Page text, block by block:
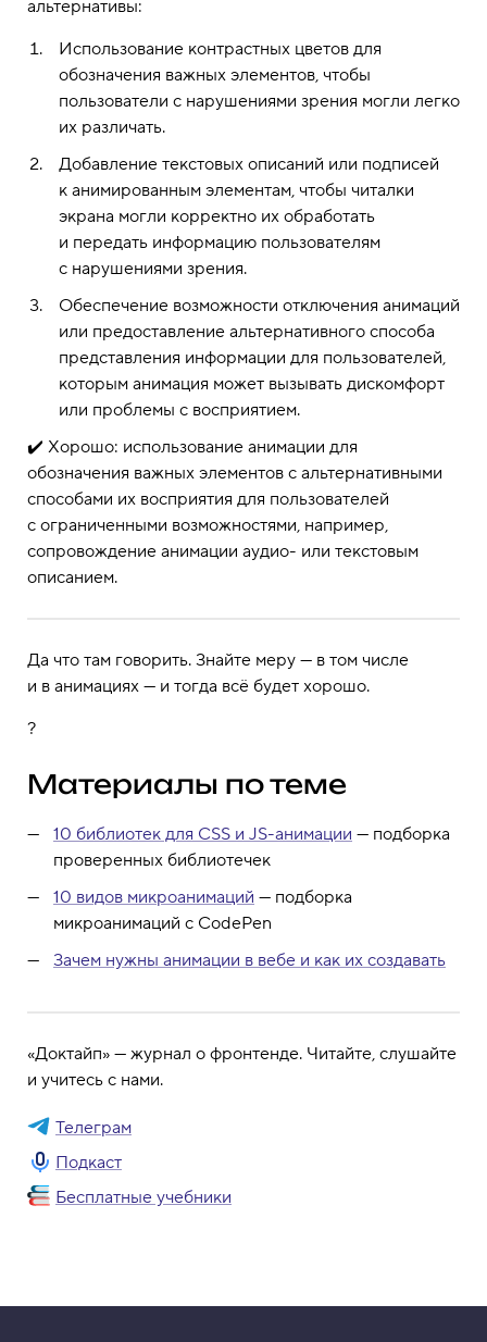
альтернативы:
Использование контрастных цветов для
обозначения важных элементов, чтобы
пользователи с нарушениями зрения могли легко
их различать.
Добавление текстовых описаний или подписей
к анимированным элементам, чтобы читалки
экрана могли корректно их обработать
и передать информацию пользователям
с нарушениями зрения.
Обеспечение возможности отключения анимаций
или предоставление альтернативного способа
представления информации для пользователей,
которым анимация может вызывать дискомфорт
или проблемы с восприятием.
✔️ Хорошо: использование анимации для
обозначения важных элементов с альтернативными
способами их восприятия для пользователей
с ограниченными возможностями, например,
сопровождение анимации аудио- или текстовым
описанием.
Да что там говорить. Знайте меру — в том числе
и в анимациях — и тогда всё будет хорошо.
?
Материалы по теме
10 библиотек для CSS и JS-анимации — подборка
проверенных библиотечек
10 видов микроанимаций — подборка
микроанимаций с CodePen
Зачем нужны анимации в вебе и как их создавать
«Доктайп» — журнал о фронтенде. Читайте, слушайте
и учитесь с нами.
Телеграм
Подкаст
Бесплатные учебники